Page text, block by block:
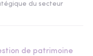
du secteur
de patrimoine